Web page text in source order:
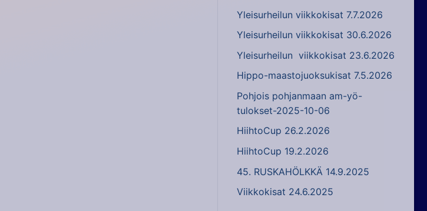
Yleisurheilun viikkokisat 7.7.2026
Yleisurheilun viikkokisat 30.6.2026
Yleisurheilun viikkokisat 23.6.2026
Hippo-maastojuoksukisat 7.5.2026
Pohjois pohjanmaan am-yö-
tulokset-2025-10-06
HiihtoCup 26.2.2026
HiihtoCup 19.2.2026
45. RUSKAHÖLKKÄ 14.9.2025
Viikkokisat 24.6.2025